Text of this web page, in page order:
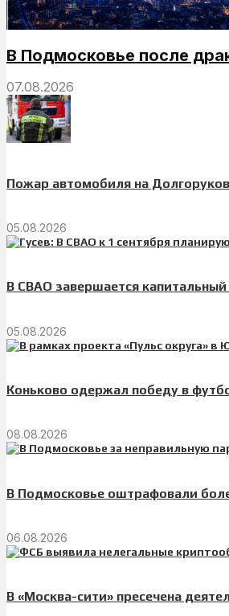
В Подмосковье после
07.08.2026
Пожар автомобиля на
05.08.2026
В СВАО завершается
05.08.2026
Коньково одержал победу в
08.08.2026
В Подмосковье оштрафовали
06.08.2026
В «Москва-сити» пресечена